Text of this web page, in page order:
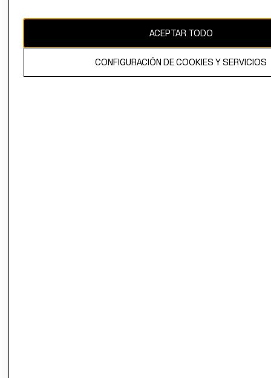
CAMBIAR REGIÓN
ACEPTAR TODO
CONFIGURACIÓN DE COOKIES Y SERVICIOS